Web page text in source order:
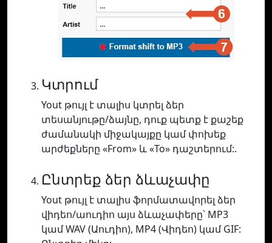
Կտրում
Yout թույլ է տալիս կտրել ձեր
տեսանյութը/ձայնը, դուք պետք է քաշեք
ժամանակի միջակայքը կամ փոխեք
արժեքները «From» և «To» դաշտերում:.
Ընտրեք ձեր ձևաչափը
Yout թույլ է տալիս ֆորմատավորել ձեր
վիդեո/աուդիո այս ձևաչափերը՝ MP3
կամ WAV (Աուդիո), MP4 (Վիդեո) կամ GIF: